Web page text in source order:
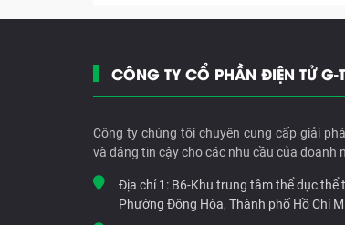
CÔNG TY CỔ PHẦN ĐIỆN TỬ G-
Công ty chúng tôi chuyên cung cấp giải
và đáng tin cậy cho các nhu cầu của doanh
Địa chỉ 1: B6-Khu trung tâm thể dục thể
Phường Đông Hòa, Thành phố Hồ Chí